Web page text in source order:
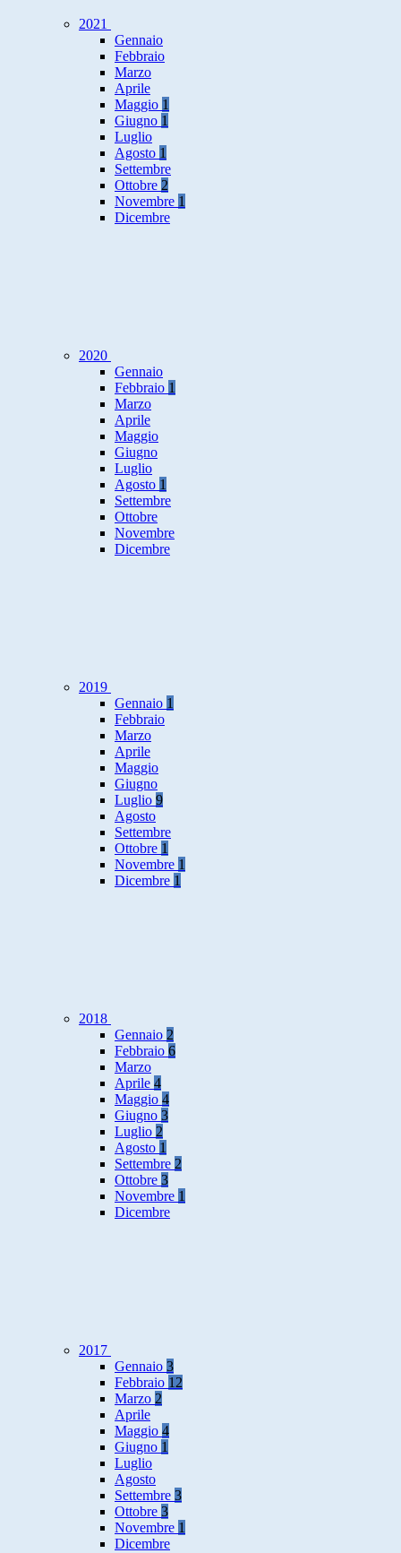
2021
Gennaio
Febbraio
Marzo
Aprile
Maggio 1
Giugno 1
Luglio
Agosto 1
Settembre
Ottobre 2
Novembre 1
Dicembre
2020
Gennaio
Febbraio 1
Marzo
Aprile
Maggio
Giugno
Luglio
Agosto 1
Settembre
Ottobre
Novembre
Dicembre
2019
Gennaio 1
Febbraio
Marzo
Aprile
Maggio
Giugno
Luglio 9
Agosto
Settembre
Ottobre 1
Novembre 1
Dicembre 1
2018
Gennaio 2
Febbraio 6
Marzo
Aprile 4
Maggio 4
Giugno 3
Luglio 2
Agosto 1
Settembre 2
Ottobre 3
Novembre 1
Dicembre
2017
Gennaio 3
Febbraio 12
Marzo 2
Aprile
Maggio 4
Giugno 1
Luglio
Agosto
Settembre 3
Ottobre 3
Novembre 1
Dicembre